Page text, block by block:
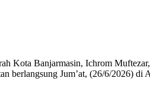
Kota Banjarmasin, Ichrom
berlangsung Jum’at, (26/6/2026)